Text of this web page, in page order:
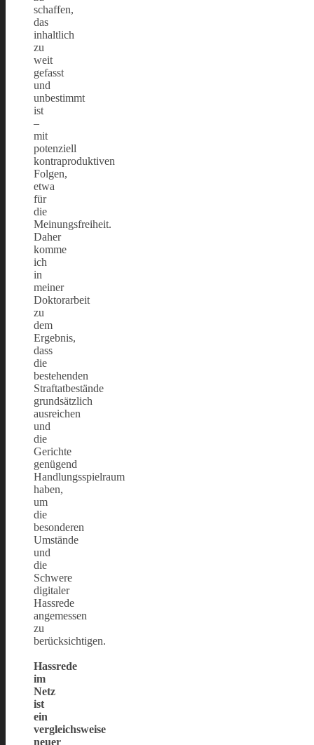
schaffen,
das
inhaltlich
zu
weit
gefasst
und
unbestimmt
ist
–
mit
potenziell
kontraproduktiven
Folgen,
etwa
für
die
Meinungsfreiheit.
Daher
komme
ich
in
meiner
Doktorarbeit
zu
dem
Ergebnis,
dass
die
bestehenden
Straftatbestände
grundsätzlich
ausreichen
und
die
Gerichte
genügend
Handlungsspielraum
haben,
um
die
besonderen
Umstände
und
die
Schwere
digitaler
Hassrede
angemessen
zu
berücksichtigen.
Hassrede
im
Netz
ist
ein
vergleichsweise
neuer